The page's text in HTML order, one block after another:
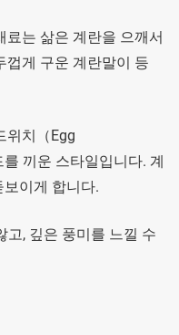
료는 삶은 계란을 으깨서
껍게 구운 계란말이 등
위치（Egg
끼운 스타일입니다. 계
이게 합니다.
고, 깊은 풍미를 느낄 수